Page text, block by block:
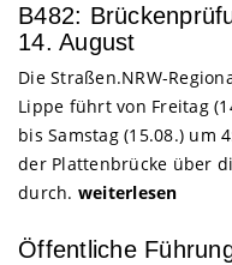
B482:
14. August
Die Straßen.NRW-
Lippe führt von Freitag
bis Samstag (15.08.) um
der Plattenbrücke über
durch. weiterlesen
Öffentliche